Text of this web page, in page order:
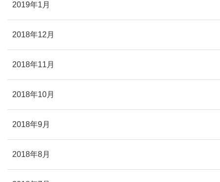
2019年1月
2018年12月
2018年11月
2018年10月
2018年9月
2018年8月